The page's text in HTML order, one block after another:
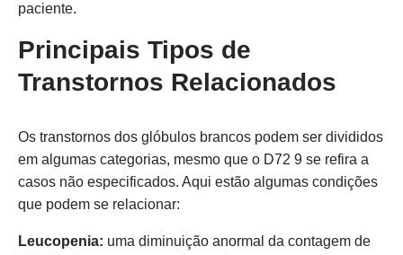
paciente.
Principais Tipos de
Transtornos Relacionados
Os transtornos dos glóbulos brancos podem ser divididos
em algumas categorias, mesmo que o D72 9 se refira a
casos não especificados. Aqui estão algumas condições
que podem se relacionar:
Leucopenia: uma diminuição anormal da contagem de